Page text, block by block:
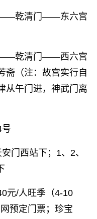
乾清门——东六宫
乾清门——西六宫
（注：故宫实行自
从午门进，神武门离
门西站下；1、2、
元/人旺季（4-10
预定门票；珍宝